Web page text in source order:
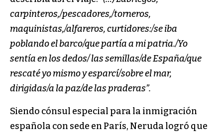
carpinteros,/pescadores,/torneros,
maquinistas,/alfareros, curtidores:/se iba
poblando el barco/que partía a mi patria./Yo
sentía en los dedos/ las semillas/de España/que
rescaté yo mismo y esparcí/sobre el mar,
dirigidas/a la paz/de las praderas”.
Siendo cónsul especial para la inmigración
española con sede en París, Neruda logró que